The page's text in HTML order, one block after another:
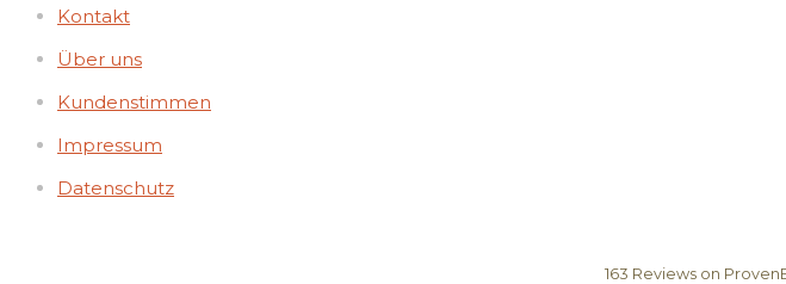
Kontakt
Über uns
Kundenstimmen
Impressum
Datenschutz
163 Reviews on